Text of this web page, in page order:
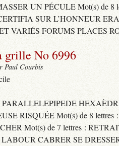
UN PÉCULE Mot(s) de
SUR L’HONNEUR
VARIÉS FORUMS PLACES
grille No 6996
Paul Courbis
PARALLELEPIPEDE
RISQUÉE Mot(s) de 8
Mot(s) de 7 lettres :
CABRER SE